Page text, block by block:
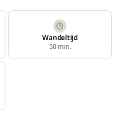
🕒
Wandeltijd
50 min.